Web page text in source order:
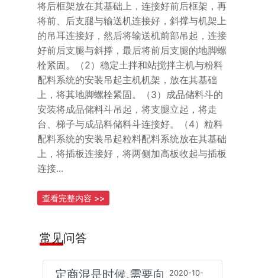
将后框架放在其基础上，连接好前后框架，再
将前、后支腿与输送机连接好，斜撑与机架上
的吊耳连接好，然后将输送机前部吊起，连接
好前后支腿与斜撑，最后将前后支腿的地脚螺
栓紧固。（2）稳定土拌和站搅拌主机与粉料
配料系统的安装吊起主机机架，放在其基础
上，将其地脚螺栓紧固。（3）成品储料斗的
安装将成品储料斗吊起，将支腿立起，将走
台、梯子与成品料储料斗连接好。（4）粒料
配料系统的安装吊起粒料配料系统放在其基础
上，将插板连接好，将两侧加高板收起与插板
连接...
查看完整内容 >>
常见问答
定商混是时候,需要向
2020-10-